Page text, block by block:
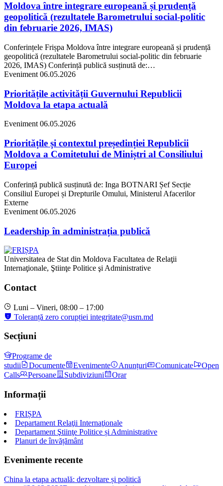
Moldova între integrare europeană și prudență
geopolitică (rezultatele Barometrului social-politic
din februarie 2026, IMAS)
Conferințele Frișpa Moldova între integrare europeană și prudență
geopolitică (rezultatele Barometrului social-politic din februarie
2026, IMAS) Conferință publică susținută de:…
Eveniment 06.05.2026
Prioritățile activității Guvernului Republicii
Moldova la etapa actuală
Eveniment 06.05.2026
Prioritățile și contextul președinției Republicii
Moldova a Comitetului de Miniștri al Consiliului
Europei
Conferință publică susținută de: Inga BOTNARI Șef Secție
Consiliul Europei și Drepturile Omului, Ministerul Afacerilor
Externe
Eveniment 06.05.2026
Leadership în administrația publică
Universitatea de Stat din Moldova Facultatea de Relaţii
Internaţionale, Ştiinţe Politice şi Administrative
Contact
Luni – Vineri, 08:00 – 17:00
Toleranță zero corupției integritate@usm.md
Secțiuni
Programe de
studii
Documente Evenimente Anunțuri Comunicate
Open
Calls
Persoane Subdiviziuni Orar
Informații
FRIȘPA
Departament Relaţii Internaţionale
Departament Ştiinţe Politice și Administrative
Planuri de învățământ
Evenimente recente
China la etapa actuală: dezvoltare și politică